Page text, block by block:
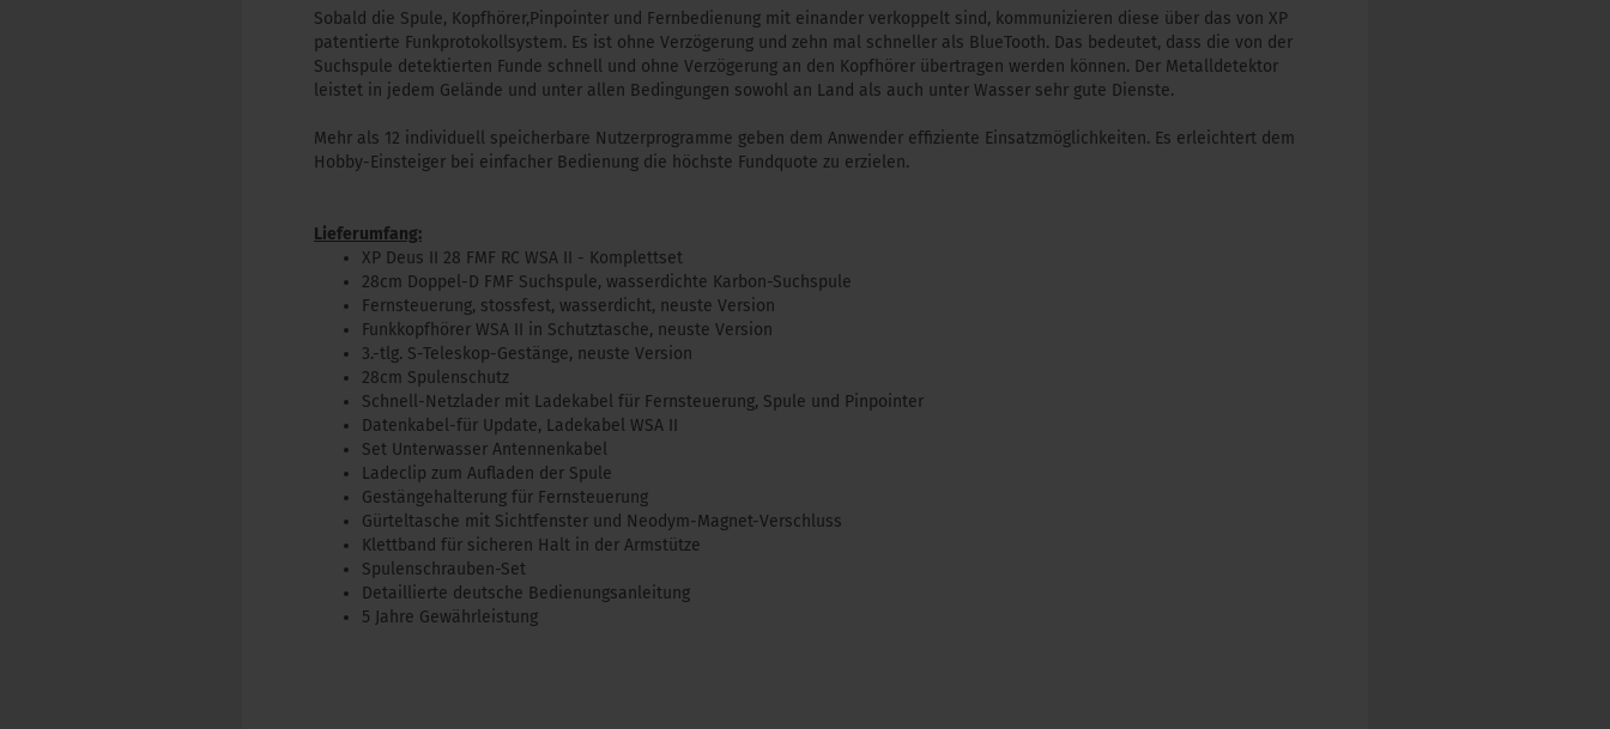
Sobald die Spule, Kopfhörer,Pinpointer und Fernbedienung mit einander verkoppelt sind, kommunizieren diese über das von XP
patentierte Funkprotokollsystem. Es ist ohne Verzögerung und zehn mal schneller als BlueTooth. Das bedeutet, dass die von der
Suchspule detektierten Funde schnell und ohne Verzögerung an den Kopfhörer übertragen werden können. Der Metalldetektor
leistet in jedem Gelände und unter allen Bedingungen sowohl an Land als auch unter Wasser sehr gute Dienste.
Mehr als 12 individuell speicherbare Nutzerprogramme geben dem Anwender effiziente Einsatzmöglichkeiten. Es erleichtert dem
Hobby-Einsteiger bei einfacher Bedienung die höchste Fundquote zu erzielen.
Lieferumfang:
XP Deus II 28 FMF RC WSA II - Komplettset
28cm Doppel-D FMF Suchspule, wasserdichte Karbon-Suchspule
Fernsteuerung, stossfest, wasserdicht, neuste Version
Funkkopfhörer WSA II in Schutztasche, neuste Version
3.-tlg. S-Teleskop-Gestänge, neuste Version
28cm Spulenschutz
Schnell-Netzlader mit Ladekabel für Fernsteuerung, Spule und Pinpointer
Datenkabel-für Update, Ladekabel WSA II
Set Unterwasser Antennenkabel
Ladeclip zum Aufladen der Spule
Gestängehalterung für Fernsteuerung
Gürteltasche mit Sichtfenster und Neodym-Magnet-Verschluss
Klettband für sicheren Halt in der Armstütze
Spulenschrauben-Set
Detaillierte deutsche Bedienungsanleitung
5 Jahre Gewährleistung